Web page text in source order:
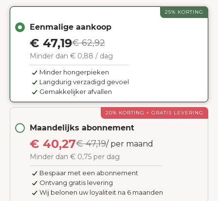
20% KORTING + GRATIS LEVERING
Maandelijks abonnement
€ 40,27€ 47,19/ per maand
Minder dan € 0,75 per dag
Bespaar met een abonnement
Ontvang gratis levering
Wij belonen uw loyaliteit na 6 maanden
25% KORTING
Eenmalige aankoop
€ 47,19€ 62,92
Minder dan € 0,88 / dag
Minder hongerpieken
Langdurig verzadigd gevoel
Gemakkelijker afvallen